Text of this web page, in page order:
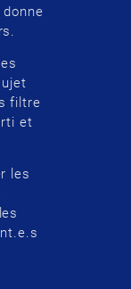
donne
filtre
et
les